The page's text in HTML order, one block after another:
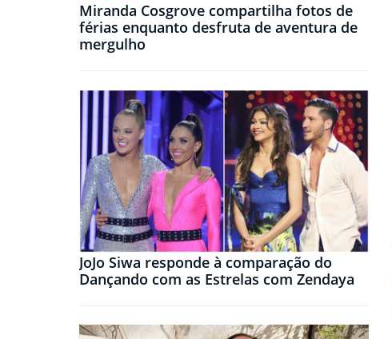
Miranda Cosgrove compartilha fotos de
férias enquanto desfruta de aventura de
mergulho
JoJo Siwa responde à comparação do
Dançando com as Estrelas com Zendaya